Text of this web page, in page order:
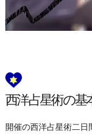
西洋占星術の基
開催の西洋占星術二日